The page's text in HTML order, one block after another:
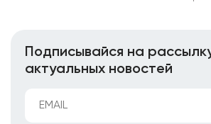
Подписывайся на
актуальных новостей